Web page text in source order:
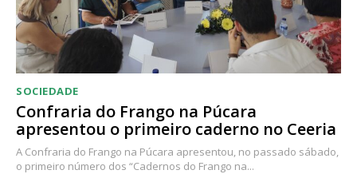
SOCIEDADE
Confraria do Frango na Púcara
apresentou o primeiro caderno no Ceeria
A Confraria do Frango na Púcara apresentou, no passado sábado,
o primeiro número dos “Cadernos do Frango na...